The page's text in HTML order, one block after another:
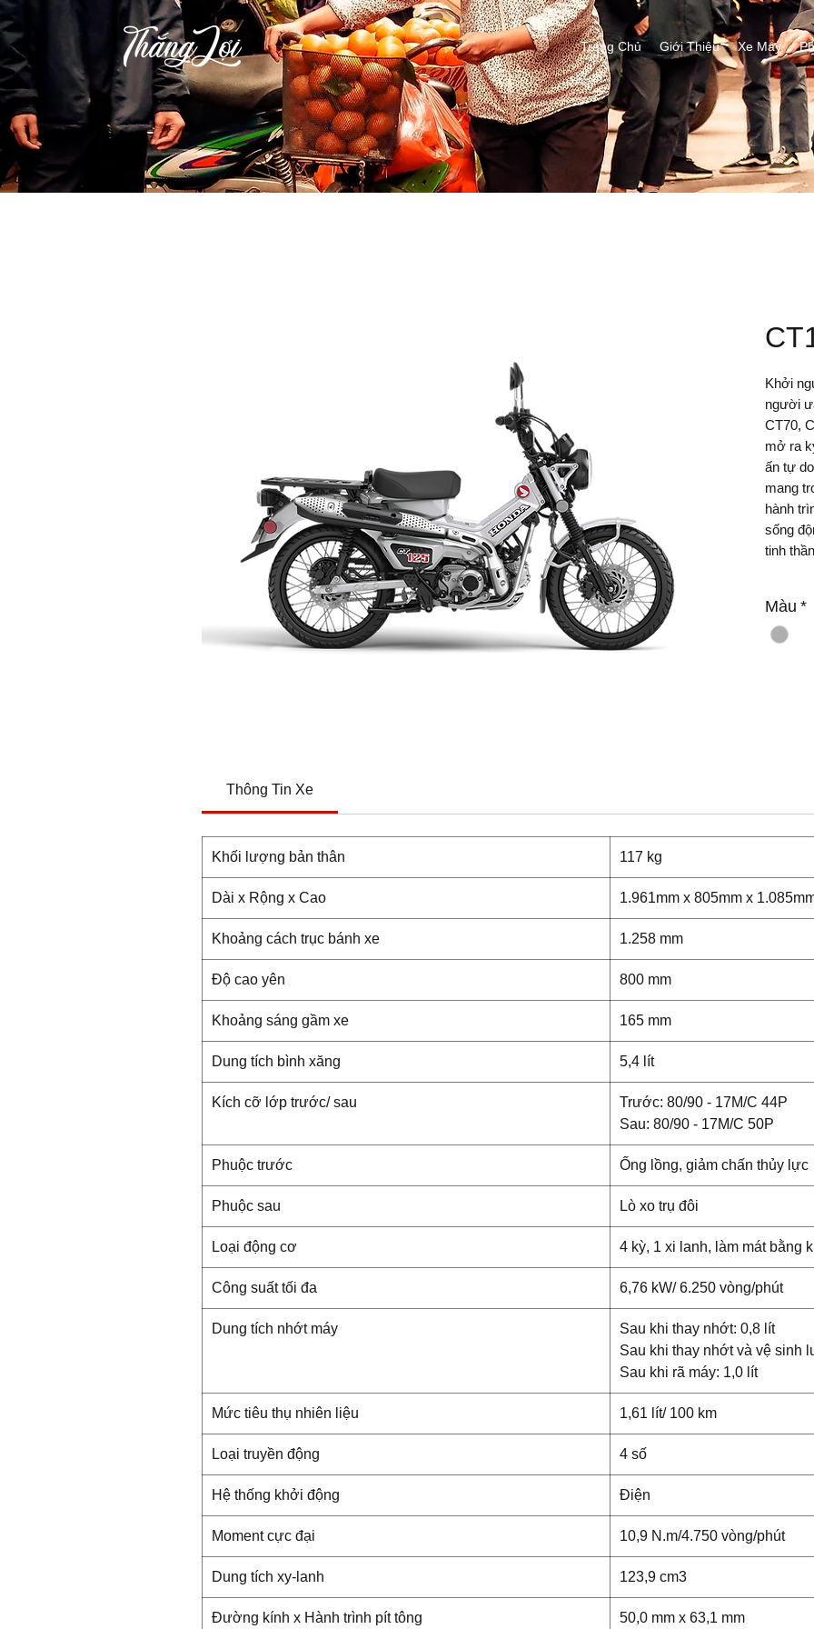
Trang Chủ Giới Thiệu Xe Máy
Khởi
người
CT70,
mở ra
ấn tự
mang
hành
sống
tinh
bùng
ưu cho
nhẹ và
Màu *
Thông Tin Xe
Khối lượng bản thân 117 kg
Dài x Rộng x Cao 1.961mm x 805mm x
Khoảng cách trục bánh xe 1.258 mm
Độ cao yên 800 mm
Khoảng sáng gầm xe 165 mm
Dung tích bình xăng 5,4 lít
Kích cỡ lớp trước/ sau
Trước: 80/90 - 17M/C 44P
Sau: 80/90 - 17M/C 50P
Phuộc trước Ống lồng, giảm chấn thủy lực
Phuộc sau Lò xo trụ đôi
Loại động cơ 4 kỳ, 1 xi lanh, làm mát bằng
Công suất tối đa 6,76 kW/ 6.250 vòng/phút
Dung tích nhớt máy
Sau khi thay nhớt: 0,8 lít
Sau khi thay nhớt và vệ sinh
Sau khi rã máy: 1,0 lít
Mức tiêu thụ nhiên liệu 1,61 lít/ 100 km
Loại truyền động 4 số
Hệ thống khởi động Điện
Moment cực đại 10,9 N.m/4.750 vòng/phút
Dung tích xy-lanh 123,9 cm3
Đường kính x Hành trình pít tông 50,0 mm x 63,1 mm